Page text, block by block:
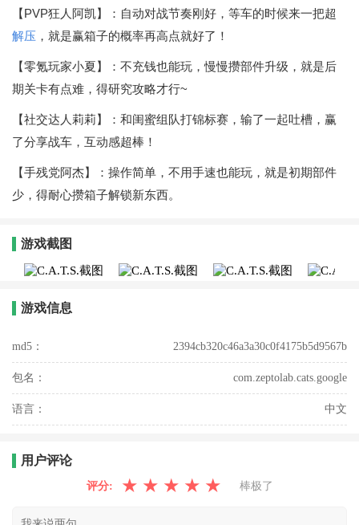
【PVP狂人阿凯】：自动对战节奏刚好，等车的时候来一把超
解压 ，就是赢箱子的概率再高点就好了！
【零氪玩家小夏】：不充钱也能玩，慢慢攒部件升级，就是后
期关卡有点难，得研究攻略才行~
【社交达人莉莉】：和闺蜜组队打锦标赛，输了一起吐槽，赢
了分享战车，互动感超棒！
【手残党阿杰】：操作简单，不用手速也能玩，就是初期部件
少，得耐心攒箱子解锁新东西。
游戏截图
游戏信息
md5： 2394cb320c46a3a30c0f4175b5d9567b
包名： com.zeptolab.cats.google
语言： 中文
用户评论
评分: ★ ★ ★ ★ ★ 棒极了